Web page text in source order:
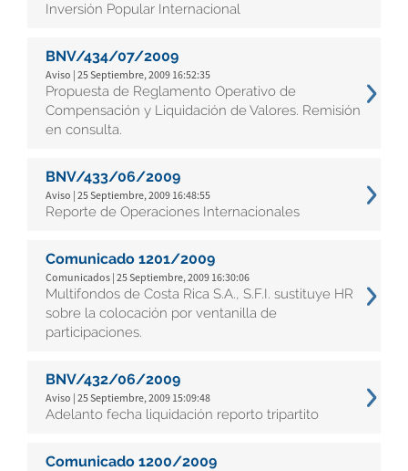
Inversión Popular Internacional
BNV/434/07/2009
Aviso | 25 Septiembre, 2009 16:52:35
Propuesta de Reglamento Operativo de
Compensación y Liquidación de Valores. Remisión
en consulta.
BNV/433/06/2009
Aviso | 25 Septiembre, 2009 16:48:55
Reporte de Operaciones Internacionales
Comunicado 1201/2009
Comunicados | 25 Septiembre, 2009 16:30:06
Multifondos de Costa Rica S.A., S.F.I. sustituye HR
sobre la colocación por ventanilla de
participaciones.
BNV/432/06/2009
Aviso | 25 Septiembre, 2009 15:09:48
Adelanto fecha liquidación reporto tripartito
Comunicado 1200/2009